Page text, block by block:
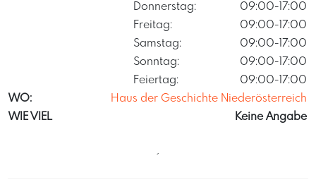
Donnerstag:
09:00-17:00
Freitag:
09:00-17:00
Samstag:
09:00-17:00
Sonntag:
09:00-17:00
Feiertag:
09:00-17:00
WO:
Haus der Geschichte Niederösterreich
WIE VIEL
Keine Angabe
´